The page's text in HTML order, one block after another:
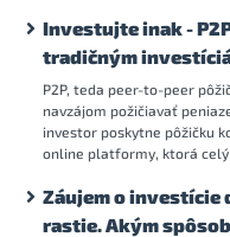
Investujte inak -
tradičným
P2P, teda peer-to-peer
navzájom požičiavať
investor poskytne pôžičku
online platformy, ktorá celý
Záujem o
rastie. Akým